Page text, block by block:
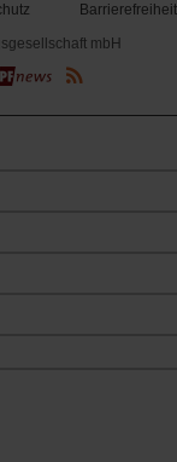
Barrierefreiheit
mbH
(Öffnet
in
neuen